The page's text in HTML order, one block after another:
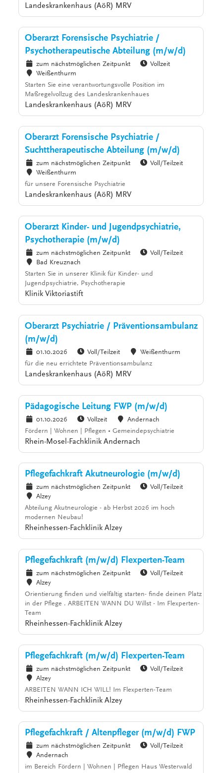
Landeskrankenhaus (AöR) MRV
Oberarzt Forensische Psychiatrie /
Psychotherapeutische Abteilung (m/w/d)
zum nächstmöglichen Zeitpunkt
Vollzeit
Weißenthurm
Starten Sie eine verantwortungsvolle Position im
Maßregelvollzug des Landeskrankenhaues
Landeskrankenhaus (AöR) MRV
Oberarzt Forensische Psychiatrie /
Suchttherapeutische Abteilung (m/w/d)
zum nächstmöglichen Zeitpunkt
Voll/Teilzeit
Weißenthurm
für unsere Forensische Psychiatrie
Landeskrankenhaus (AöR) MRV
Oberarzt Kinder- und Jugendpsychiatrie,
Psychotherapie (m/w/d)
zum nächstmöglichen Zeitpunkt
Voll/Teilzeit
Bad Kreuznach
Starten Sie in unserer Klinik für Kinder- und
Jugendpsychiatrie, Psychotherapie
Klinik Viktoriastift
Oberarzt Psychiatrie / Präventionsambulanz
(m/w/d)
01.10.2026 Voll/Teilzeit
Weißenthurm
für die neu errichtete Präventionsambulanz
Landeskrankenhaus (AöR) MRV
Pädagogische Leitung FWP (m/w/d)
01.10.2026 Vollzeit
Andernach
Fördern | Wohnen | Pflegen • Gemeindepsychiatrie
Rhein-Mosel-Fachklinik Andernach
Pflegefachkraft Akutneurologie (m/w/d)
zum nächstmöglichen Zeitpunkt
Voll/Teilzeit
Alzey
Abteilung Akutneurologie - ab Herbst 2026 im hoch
modernen Neubau!
Rheinhessen-Fachklinik Alzey
Pflegefachkraft (m/w/d) Flexperten-Team
zum nächstmöglichen Zeitpunkt
Voll/Teilzeit
Alzey
Orientierung finden und vielfältig starten- finde deinen Platz
in der Pflege . ARBEITEN WANN DU Willst - Im Flexperten-
Team
Rheinhessen-Fachklinik Alzey
Pflegefachkraft (m/w/d) Flexperten-Team
zum nächstmöglichen Zeitpunkt
Voll/Teilzeit
Alzey
ARBEITEN WANN ICH WILL! Im Flexperten-Team
Rheinhessen-Fachklinik Alzey
Pflegefachkraft / Altenpfleger (m/w/d) FWP
zum nächstmöglichen Zeitpunkt
Voll/Teilzeit
Andernach
im Bereich Fördern | Wohnen | Pflegen Haus Westerwald